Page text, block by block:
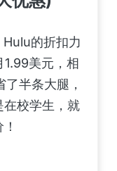
的折扣力
1.99美元，相
半条大腿，
在校学生，就